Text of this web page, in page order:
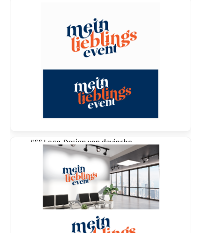
#66 Logo-Design vondavincho